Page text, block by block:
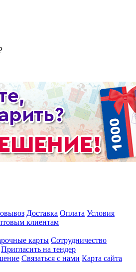
Доставка Оплата Условия
клиентам
карты Сотрудничество
Пригласить на тендер
Связаться с нами Карта сайта